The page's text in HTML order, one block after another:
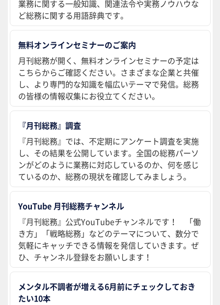
業務に関する一般知識、関連法令や実務ノウハウな
ど総務に関する用語辞典です。
無料オンラインセミナーのご案内
月刊総務が開く、無料オンラインセミナーの予定は
こちらからご確認ください。さまざまな企業と共催
し、より専門的な知識を幅広いテーマで発信。総務
の皆様の情報収集にお役立てください。
『月刊総務』調査
『月刊総務』では、不定期にアンケート調査を実施
し、その結果を公開しています。全国の総務パーソ
ンがどのように業務に対応しているのか、何を感じ
ているのか、総務の現状を確認してみましょう。
YouTube 月刊総務チャンネル
『月刊総務』公式YouTubeチャンネルです！ 「働
き方」「戦略総務」などのテーマについて、数分で
気軽にキャッチできる情報を発信していきます。ぜ
ひ、チャンネル登録をお願いします！
メンタル不調者が増える6月前にチェックしておき
たい10本